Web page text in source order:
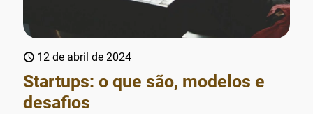
12 de abril de 2024
Startups: o que são, modelos e
desafios